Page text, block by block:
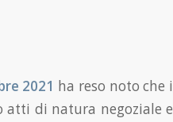
2021 ha reso noto che i
di natura negoziale e